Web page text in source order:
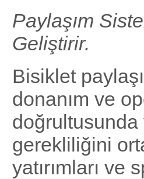
Paylaşım
Geliştirir.
Bisiklet
donanım ve
gerekliliğini
yatırımları ve